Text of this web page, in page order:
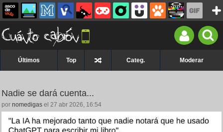
Últimos Top Categ. Moderar
Nadie se dará cuenta...
por nomedigas el 27 abr 2026, 16:54